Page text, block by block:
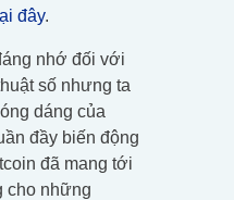
đây.
nhớ đối với
số nhưng ta
dáng của
đầy biến động
đã mang tới
cho những